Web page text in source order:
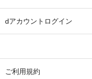
dアカウントログイン
ご利用規約